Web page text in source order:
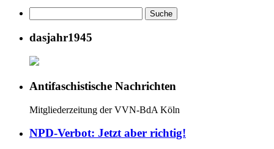
dasjahr1945
Antifaschistische Nachrichten
Mitgliederzeitung der VVN-BdA Köln
NPD-Verbot: Jetzt aber richtig!